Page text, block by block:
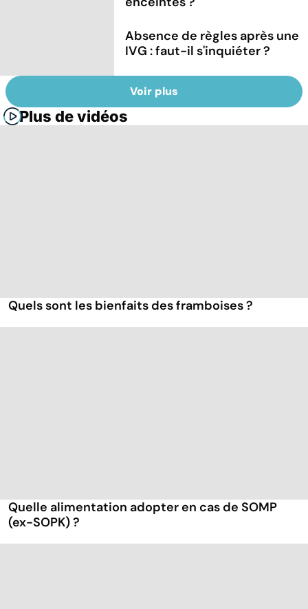
Absence de règles après une
IVG : faut-il s'inquiéter ?
Voir plus
Plus de vidéos
Quels sont les bienfaits des framboises ?
Quelle alimentation adopter en cas de SOMP
(ex-SOPK) ?